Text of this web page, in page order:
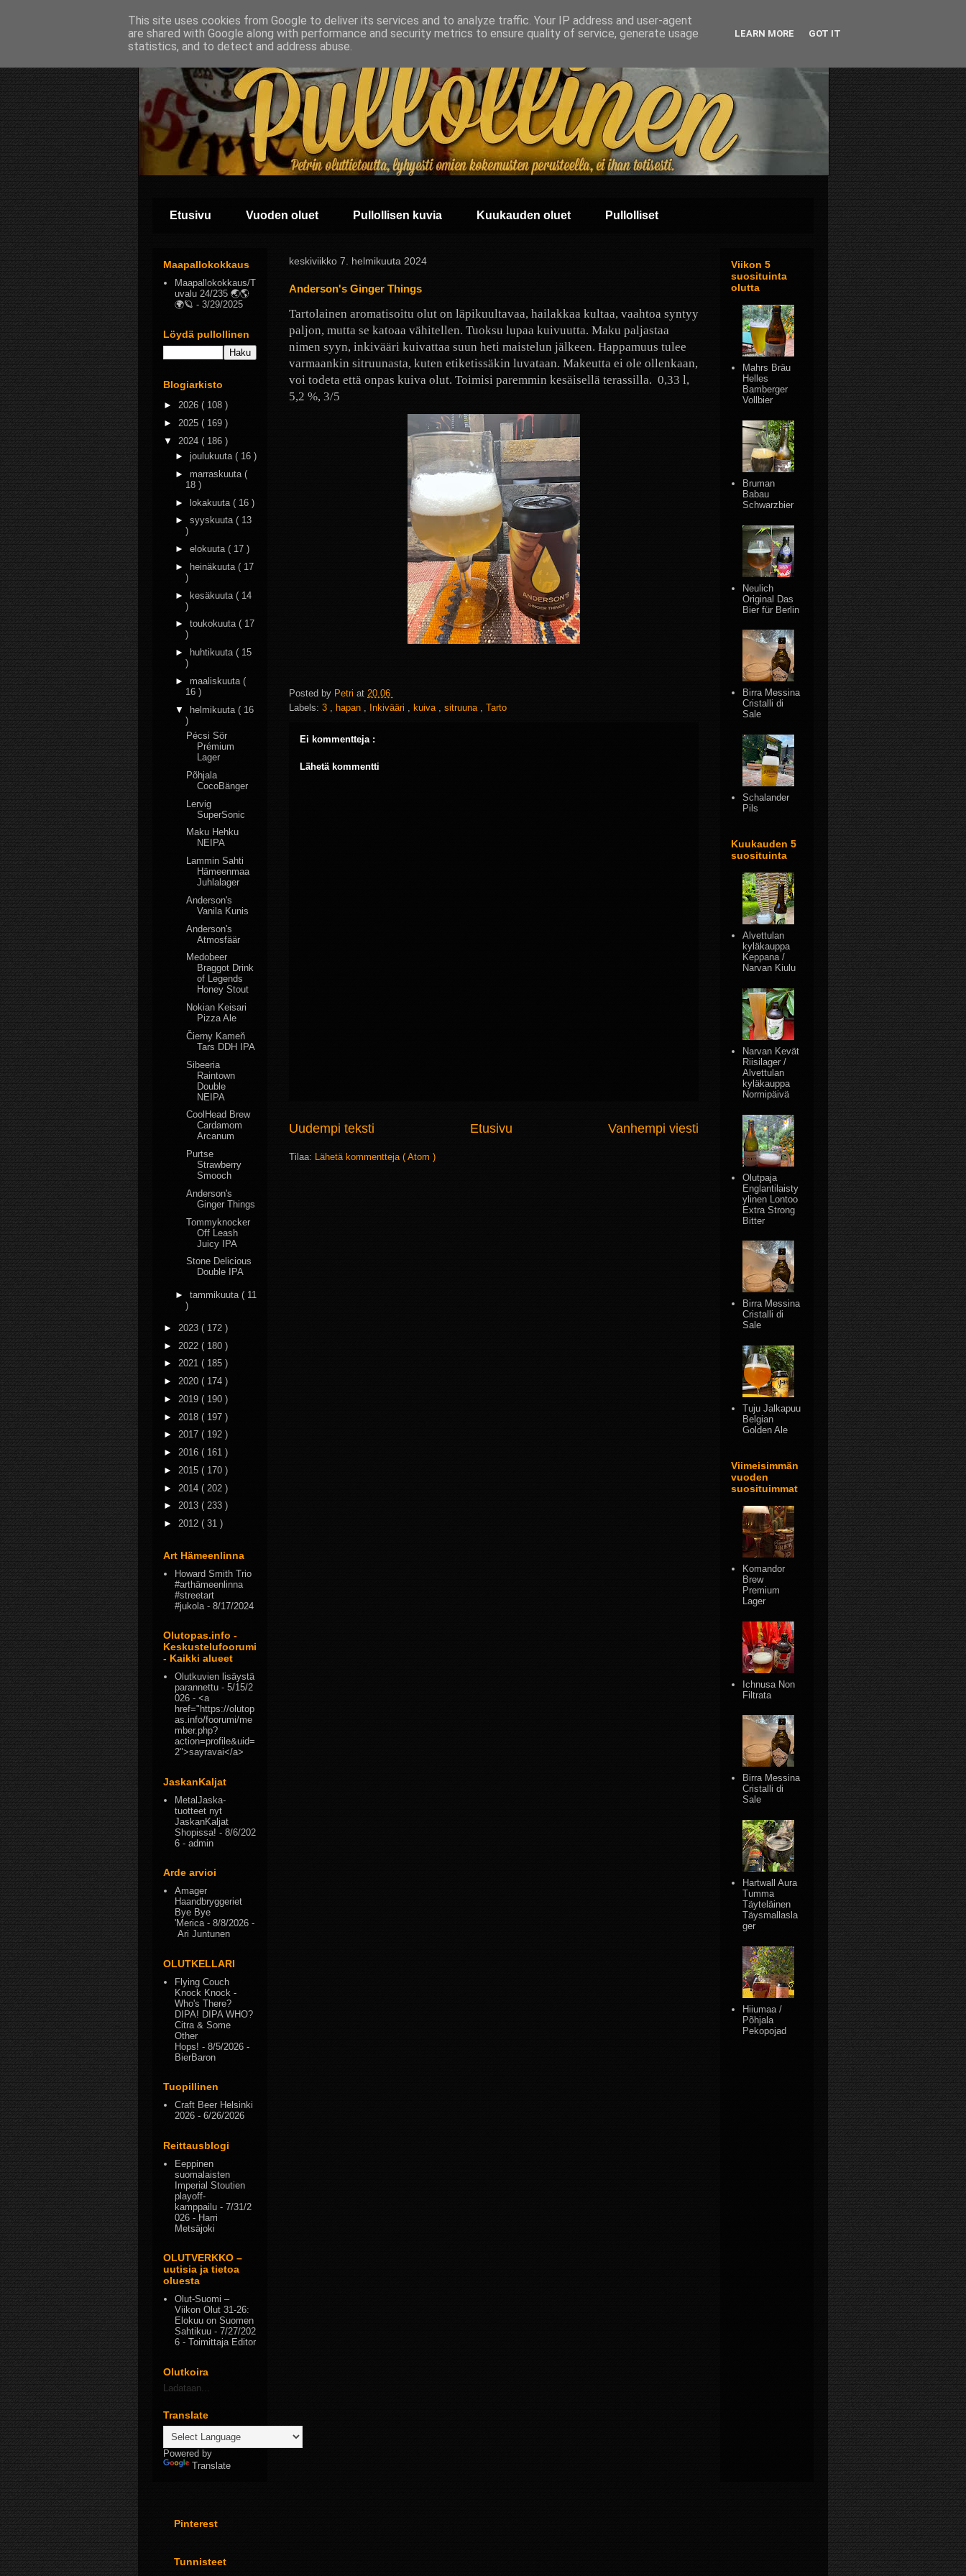
Etusivu Vuoden oluet Pullollisen kuvia Kuukauden oluet Pullolliset
keskiviikko 7. helmikuuta 2024
Anderson's Ginger Things
Tartolainen aromatisoitu olut on läpikuultavaa, hailakkaa kultaa, vaahtoa syntyy
paljon, mutta se katoaa vähitellen. Tuoksu lupaa kuivuutta. Maku paljastaa
nimen syyn, inkivääri kuivattaa suun heti maistelun jälkeen. Happamuus tulee
varmaankin sitruunasta, kuten etiketissäkin luvataan. Makeutta ei ole ollenkaan,
voi todeta että onpas kuiva olut. Toimisi paremmin kesäisellä terassilla. 0,33 l,
5,2 %, 3/5
Posted by Petri at 20.06
Labels: 3 , hapan , Inkivääri , kuiva , sitruuna , Tarto
Ei kommentteja :
Lähetä kommentti
Uudempi teksti Vanhempi viesti
Etusivu
Tilaa: Lähetä kommentteja ( Atom )
Maapallokokkaus
Maapallokokkaus/T
uvalu 24/235 🌏🌎
🌍🪐 - 3/29/2025
Löydä pullollinen
Blogiarkisto
► 2026 ( 108 )
► 2025 ( 169 )
▼ 2024 ( 186 )
► joulukuuta ( 16 )
► marraskuuta (
18 )
► lokakuuta ( 16 )
► syyskuuta ( 13
)
► elokuuta ( 17 )
►
heinäkuuta ( 17
)
► kesäkuuta ( 14
)
► toukokuuta ( 17
)
►
huhtikuuta ( 15
)
► maaliskuuta (
16 )
▼ helmikuuta ( 16
)
Pécsi Sör
Prémium
Lager
Põhjala
CocoBänger
Lervig
SuperSonic
Maku Hehku
NEIPA
Lammin Sahti
Hämeenmaa
Juhlalager
Anderson's
Vanila Kunis
Anderson's
Atmosfäär
Medobeer
Braggot Drink
of Legends
Honey Stout
Nokian Keisari
Pizza Ale
Čierny Kameň
Tars DDH IPA
Sibeeria
Raintown
Double
NEIPA
CoolHead Brew
Cardamom
Arcanum
Purtse
Strawberry
Smooch
Anderson's
Ginger Things
Tommyknocker
Off Leash
Juicy IPA
Stone Delicious
Double IPA
► tammikuuta ( 11
)
► 2023 ( 172 )
► 2022 ( 180 )
► 2021 ( 185 )
► 2020 ( 174 )
► 2019 ( 190 )
► 2018 ( 197 )
► 2017 ( 192 )
► 2016 ( 161 )
► 2015 ( 170 )
► 2014 ( 202 )
► 2013 ( 233 )
► 2012 ( 31 )
Art Hämeenlinna
Howard Smith Trio
#arthämeenlinna
#streetart
#jukola - 8/17/2024
Olutopas.info -
Keskustelufoorumi
- Kaikki alueet
Olutkuvien lisäystä
parannettu - 5/15/2
026 - <a
href="https://olutop
as.info/foorumi/me
mber.php?
action=profile&uid=
2">sayravai</a>
JaskanKaljat
MetalJaska-
tuotteet nyt
JaskanKaljat
Shopissa! - 8/6/202
6 - admin
Arde arvioi
Amager
Haandbryggeriet
Bye Bye
'Merica- 8/8/2026 -
Ari Juntunen
OLUTKELLARI
Flying Couch
Knock Knock -
Who's There?
DIPA! DIPA WHO?
Citra & Some
Other
Hops! - 8/5/2026 -
BierBaron
Tuopillinen
Craft Beer Helsinki
2026 - 6/26/2026
Reittausblogi
Eeppinen
suomalaisten
Imperial Stoutien
playoff-
kamppailu - 7/31/2
026 - Harri
Metsäjoki
OLUTVERKKO –
uutisia ja tietoa
oluesta
Olut-Suomi –
Viikon Olut 31-26:
Elokuu on Suomen
Sahtikuu - 7/27/202
6 - Toimittaja Editor
Olutkoira
Ladataan...
Translate
Powered by
Translate
Viikon 5
suosituinta
olutta
Mahrs Bräu
Helles
Bamberger
Vollbier
Bruman
Babau
Schwarzbier
Neulich
Original Das
Bier für Berlin
Birra Messina
Cristalli di
Sale
Schalander
Pils
Kuukauden 5
suosituinta
Alvettulan
kyläkauppa
Keppana /
Narvan Kiulu
Narvan Kevät
Riisilager /
Alvettulan
kyläkauppa
Normipäivä
Olutpaja
Englantilaisty
ylinen Lontoo
Extra Strong
Bitter
Birra Messina
Cristalli di
Sale
Tuju Jalkapuu
Belgian
Golden Ale
Viimeisimmän
vuoden
suosituimmat
Komandor
Brew
Premium
Lager
Ichnusa Non
Filtrata
Birra Messina
Cristalli di
Sale
Hartwall Aura
Tumma
Täyteläinen
Täysmallasla
ger
Hiiumaa /
Põhjala
Pekopojad
Pinterest
Tunnisteet
This site uses cookies from Google to deliver its services and to analyze traffic. Your IP address and user-agent
are shared with Google along with performance and security metrics to ensure quality of service, generate usage
statistics, and to detect and address abuse.
LEARN MORE GOT IT